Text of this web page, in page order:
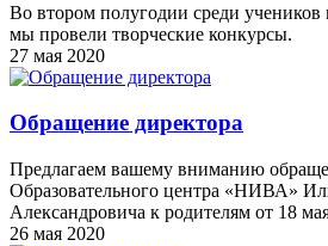
Во втором полугодии среди
мы провели творческие конкурсы.
27 мая 2020
Обращение директора
Предлагаем вашему вниманию
Образовательного центра «НИВА»
Александровича к родителям от 18
26 мая 2020